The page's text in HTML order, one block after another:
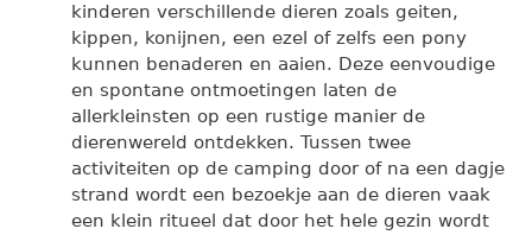
kinderen verschillende dieren zoals geiten,
kippen, konijnen, een ezel of zelfs een pony
kunnen benaderen en aaien. Deze eenvoudige
en spontane ontmoetingen laten de
allerkleinsten op een rustige manier de
dierenwereld ontdekken. Tussen twee
activiteiten op de camping door of na een dagje
strand wordt een bezoekje aan de dieren vaak
een klein ritueel dat door het hele gezin wordt